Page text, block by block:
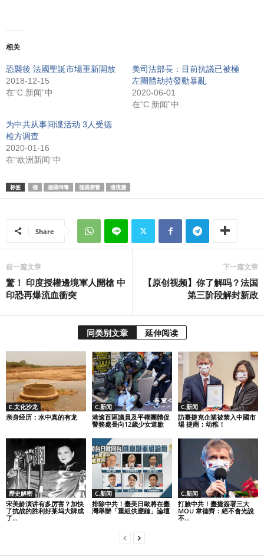
相关
恐襲後 法國聖誕市場重新開放
2018-12-15
在“C.新闻”中
美司法部長：目前抗議已被極
左團體劫持發動暴亂
2020-06-01
在“C.新闻”中
为中共从事间谍活动 3人受德
检方调查
2020-01-16
在“欧洲新闻”中
标签 德 德國缉毒 德國袭警 邊境牆
Share
前一篇文章
驚！ 印度授權邊境軍人開槍 中
印恐再爆流血衝突
下一篇文章
【原创视频】你了解吗？法国
第三阶段解封新政
同类别文章 延伸阅读
E.文化沙龙
亲身经历：水中真的有龙
C.新闻
港逾百區議員及平權團體促
警務處長向12歲少女道歉
C.新闻
訪臺捷克企業被禁入中國市
場 捷商：幼稚！
歷史解密
宋美龄演讲有多厉害？加快
了抗战的胜利好莱坞大牌成
了...
C.新闻
排除中共！臺美日歐將在臺
灣舉辦「重組供應鏈」論壇
C.新闻
打臉中共！臺捷簽署三大
MOU 韋德齊：絕不會光說
不...